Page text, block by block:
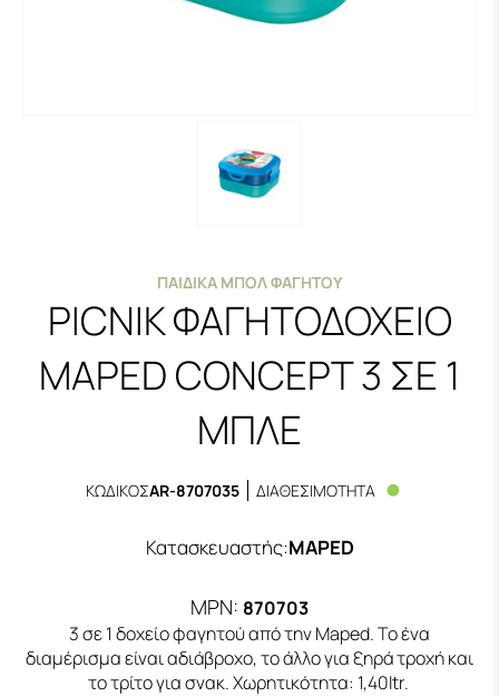
ΠΑΙΔΙΚΆ ΜΠΌΛ ΦΑΓΗΤΟΎ
PICNIK ΦΑΓΗΤΟΔΟΧΕΙΟ
MAPED CONCEPT 3 ΣΕ 1
ΜΠΛΕ
ΚΩΔΙΚΟΣAR-8707035 ΔΙΑΘΕΣΙΜΟΤΗΤΑ
Κατασκευαστής:MAPED
MPN: 870703
3 σε 1 δοχείο φαγητού από την Maped. Το ένα
διαμέρισμα είναι αδιάβροχο, το άλλο για ξηρά τροχή και
το τρίτο για σνακ. Χωρητικότητα: 1,40ltr.